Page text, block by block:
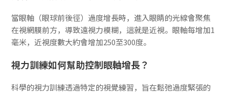
當眼軸（眼球前後徑）過度增長時，進入眼睛的光線會聚焦
在視網膜前方，導致遠視力模糊，這就是近視。眼軸每增加1
毫米，近視度數大約會增加250至300度。
視力訓練如何幫助控制眼軸增長？
科學的視力訓練透過特定的視覺練習，旨在鬆弛過度緊張的